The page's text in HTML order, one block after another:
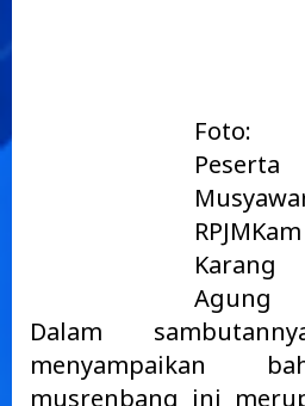
Foto:
Peserta
RPJMKam
Karang
Agung
Dalam
menyampaikan
musrenbang ini